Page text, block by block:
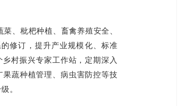
、枇杷种植、畜禽养殖安全、
修订，提升产业规模化、标准
村振兴专家工作站，定期深入
果蔬种植管理、病虫害防控等技
。